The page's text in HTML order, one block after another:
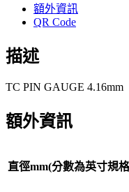
額外資訊
QR Code
描述
TC PIN GAUGE 4.16mm
額外資訊
直徑mm(分數為英寸規